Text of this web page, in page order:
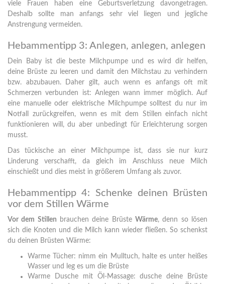
viele Frauen haben eine Geburtsverletzung davongetragen.
Deshalb sollte man anfangs sehr viel liegen und jegliche
Anstrengung vermeiden.
Hebammentipp 3: Anlegen, anlegen, anlegen
Dein Baby ist die beste Milchpumpe und es wird dir helfen,
deine Brüste zu leeren und damit den Milchstau zu verhindern
bzw. abzubauen. Daher gilt, auch wenn es anfangs oft mit
Schmerzen verbunden ist: Anlegen wann immer möglich. Auf
eine manuelle oder elektrische Milchpumpe solltest du nur im
Notfall zurückgreifen, wenn es mit dem Stillen einfach nicht
funktionieren will, du aber unbedingt für Erleichterung sorgen
musst.
Das tückische an einer Milchpumpe ist, dass sie nur kurz
Linderung verschafft, da gleich im Anschluss neue Milch
einschießt und dies meist in größerem Umfang als zuvor.
Hebammentipp 4: Schenke deinen Brüsten
vor dem Stillen Wärme
Vor dem Stillen brauchen deine Brüste Wärme, denn so lösen
sich die Knoten und die Milch kann wieder fließen. So schenkst
du deinen Brüsten Wärme:
Warme Tücher: nimm ein Mulltuch, halte es unter heißes
Wasser und leg es um die Brüste
Warme Dusche mit Öl-Massage: dusche deine Brüste